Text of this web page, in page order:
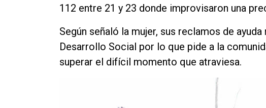
112 entre 21 y 23 donde improvisaron una
Según señaló la mujer, sus reclamos de
Desarrollo Social por lo que pide a la
superar el difícil momento que atraviesa.